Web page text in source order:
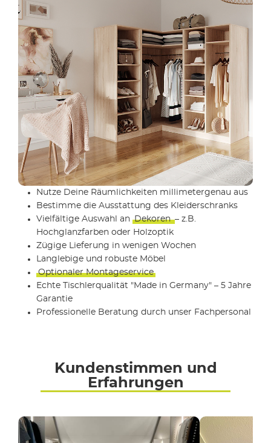
Nutze Deine Räumlichkeiten millimetergenau aus
Bestimme die Ausstattung des Kleiderschranks
Vielfältige Auswahl an Dekoren – z.B.
Hochglanzfarben oder Holzoptik
Zügige Lieferung in wenigen Wochen
Langlebige und robuste Möbel
Optionaler Montageservice
Echte Tischlerqualität "Made in Germany" – 5 Jahre
Garantie
Professionelle Beratung durch unser Fachpersonal
Kundenstimmen und
Erfahrungen